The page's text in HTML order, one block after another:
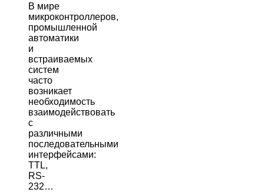
В мире
микроконтроллеров,
промышленной
автоматики
и
встраиваемых
систем
часто
возникает
необходимость
взаимодействовать
с
различными
последовательными
интерфейсами:
TTL,
RS-
232…